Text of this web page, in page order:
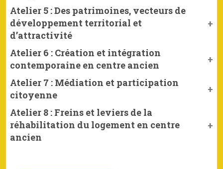
Atelier 5 : Des patrimoines, vecteurs de
développement territorial et
d’attractivité
Atelier 6 : Création et intégration
contemporaine en centre ancien
Atelier 7 : Médiation et participation
citoyenne
Atelier 8 : Freins et leviers de la
réhabilitation du logement en centre
ancien